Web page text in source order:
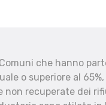
che hanno
o superiore al
non recuperate dei